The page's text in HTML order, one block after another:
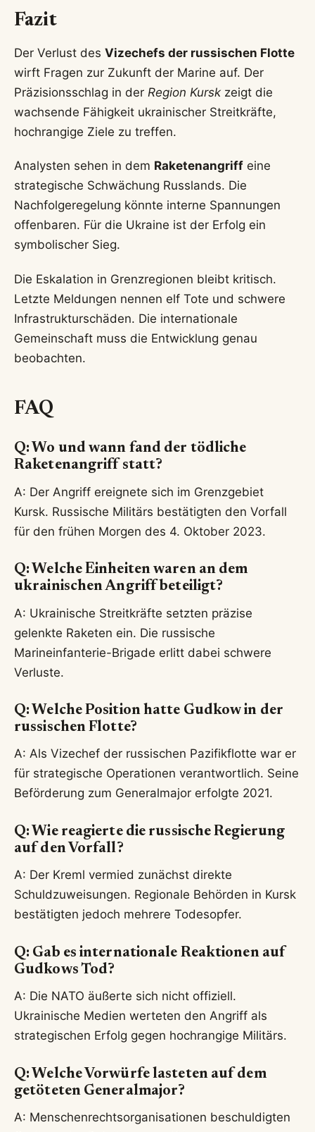
Fazit
Der Verlust des Vizechefs der russischen Flotte
wirft Fragen zur Zukunft der Marine auf. Der
Präzisionsschlag in der Region Kursk zeigt die
wachsende Fähigkeit ukrainischer Streitkräfte,
hochrangige Ziele zu treffen.
Analysten sehen in dem Raketenangriff eine
strategische Schwächung Russlands. Die
Nachfolgeregelung könnte interne Spannungen
offenbaren. Für die Ukraine ist der Erfolg ein
symbolischer Sieg.
Die Eskalation in Grenzregionen bleibt kritisch.
Letzte Meldungen nennen elf Tote und schwere
Infrastrukturschäden. Die internationale
Gemeinschaft muss die Entwicklung genau
beobachten.
FAQ
Q: Wo und wann fand der tödliche
Raketenangriff statt?
A: Der Angriff ereignete sich im Grenzgebiet
Kursk. Russische Militärs bestätigten den Vorfall
für den frühen Morgen des 4. Oktober 2023.
Q: Welche Einheiten waren an dem
ukrainischen Angriff beteiligt?
A: Ukrainische Streitkräfte setzten präzise
gelenkte Raketen ein. Die russische
Marineinfanterie-Brigade erlitt dabei schwere
Verluste.
Q: Welche Position hatte Gudkow in der
russischen Flotte?
A: Als Vizechef der russischen Pazifikflotte war er
für strategische Operationen verantwortlich. Seine
Beförderung zum Generalmajor erfolgte 2021.
Q: Wie reagierte die russische Regierung
auf den Vorfall?
A: Der Kreml vermied zunächst direkte
Schuldzuweisungen. Regionale Behörden in Kursk
bestätigten jedoch mehrere Todesopfer.
Q: Gab es internationale Reaktionen auf
Gudkows Tod?
A: Die NATO äußerte sich nicht offiziell.
Ukrainische Medien werteten den Angriff als
strategischen Erfolg gegen hochrangige Militärs.
Q: Welche Vorwürfe lasteten auf dem
getöteten Generalmajor?
A: Menschenrechtsorganisationen beschuldigten